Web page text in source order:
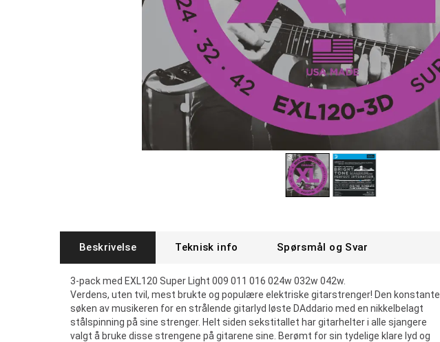
Beskrivelse Teknisk info Spørsmål og Svar
3-pack med EXL120 Super Light 009 011 016 024w 032w 042w.
Verdens, uten tvil, mest brukte og populære elektriske gitarstrenger! Den konstante
søken av musikeren for en strålende gitarlyd løste DAddario med en nikkelbelagt
stålspinning på sine strenger. Helt siden sekstitallet har gitarhelter i alle sjangere
valgt å bruke disse strengene på gitarene sine. Berømt for sin tydelige klare lyd og